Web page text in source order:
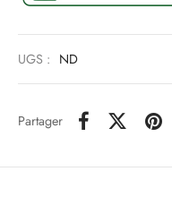
UGS : ND
Partager